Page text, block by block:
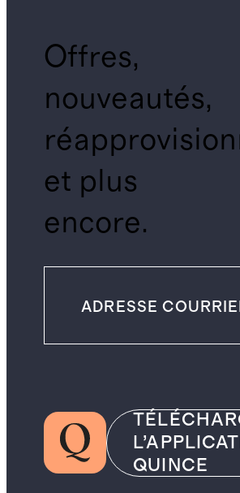
Offres,
nouveautés,
et plus
encore.
QUINCE